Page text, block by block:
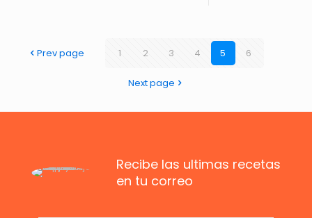
Prev page 1 2 3 4 5 6
Next page
Recibe las ultimas recetas
en tu correo